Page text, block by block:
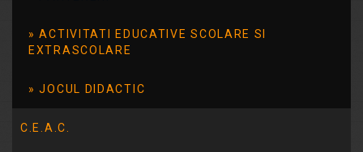
ACTIVITATI EDUCATIVE SCOLARE SI
EXTRASCOLARE
JOCUL DIDACTIC
C.E.A.C.